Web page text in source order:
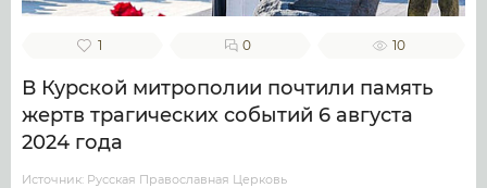
1 0 10
В Курской митрополии почтили память
жертв трагических событий 6 августа
2024 года
Источник: Русская Православная Церковь